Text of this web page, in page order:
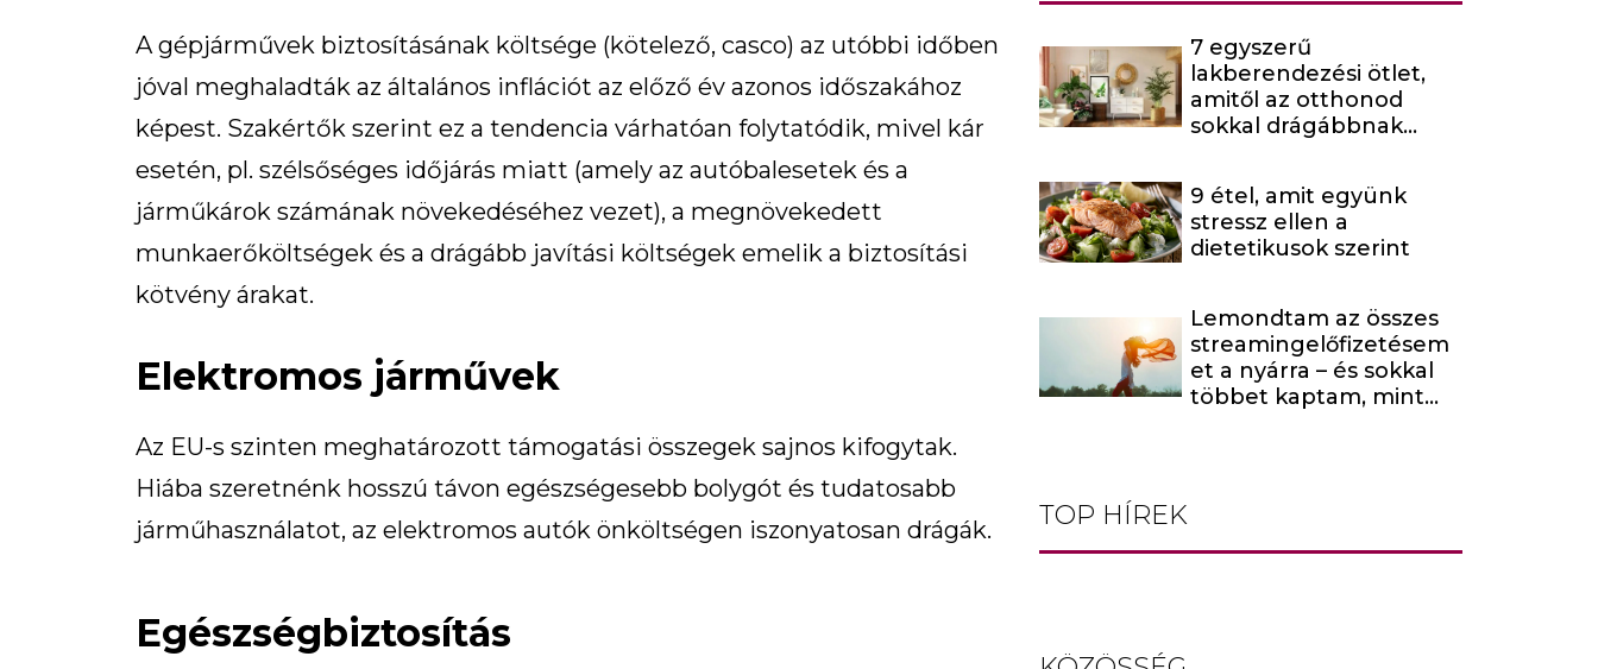
A gépjárművek biztosításának költsége (kötelező, casco) az utóbbi időben
jóval meghaladták az általános inflációt az előző év azonos időszakához
képest. Szakértők szerint ez a tendencia várhatóan folytatódik, mivel kár
esetén, pl. szélsőséges időjárás miatt (amely az autóbalesetek és a
járműkárok számának növekedéséhez vezet), a megnövekedett
munkaerőköltségek és a drágább javítási költségek emelik a biztosítási
kötvény árakat.
Elektromos járművek
Az EU-s szinten meghatározott támogatási összegek sajnos kifogytak.
Hiába szeretnénk hosszú távon egészségesebb bolygót és tudatosabb
járműhasználatot, az elektromos autók önköltségen iszonyatosan drágák.
Egészségbiztosítás
7 egyszerű
lakberendezési ötlet,
amitől az otthonod
sokkal drágábbnak
9 étel, amit együnk
stressz ellen a
dietetikusok szerint
Lemondtam az összes
streamingelőfizetésem
et a nyárra – és sokkal
többet kaptam, mint
TOP HÍREK